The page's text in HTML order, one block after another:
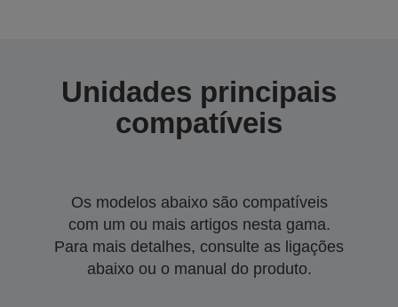
Unidades principais
compatíveis
Os modelos abaixo são compatíveis
com um ou mais artigos nesta gama.
Para mais detalhes, consulte as ligações
abaixo ou o manual do produto.